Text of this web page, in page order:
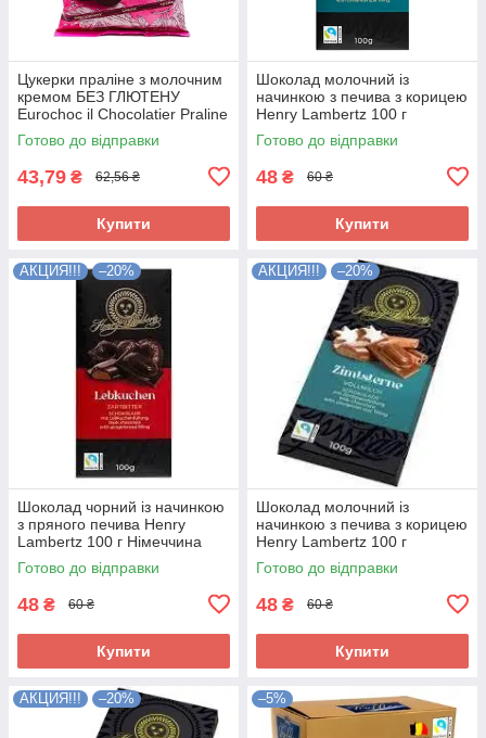
Цукерки праліне з молочним
кремом БЕЗ ГЛЮТЕНУ
Eurochoc il Chocolatier Praline
Bianco 100г Іспанія
Готово до відправки
43,79 ₴ 62,56 ₴
Купити
Шоколад молочний із
начинкою з печива з корицею
Henry Lambertz 100 г
Німеччина
Готово до відправки
48 ₴ 60 ₴
Купити
АКЦИЯ!!! –20%
Шоколад чорний із начинкою
з пряного печива Henry
Lambertz 100 г Німеччина
Готово до відправки
48 ₴ 60 ₴
Купити
АКЦИЯ!!! –20%
Шоколад молочний із
начинкою з печива з корицею
Henry Lambertz 100 г
Німеччина
Готово до відправки
48 ₴ 60 ₴
Купити
АКЦИЯ!!! –20% –5%